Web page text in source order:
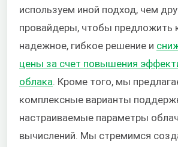
используем иной подход, чем
провайдеры, чтобы предложить
надежное, гибкое решение и
цены за счет повышения
облака. Кроме того, мы
комплексные варианты
настраиваемые параметры
вычислений. Мы стремимся